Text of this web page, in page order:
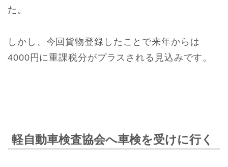
た。
しかし、今回貨物登録したことで来年からは
4000円に重課税分がプラスされる見込みです。
軽自動車検査協会へ車検を受けに行く